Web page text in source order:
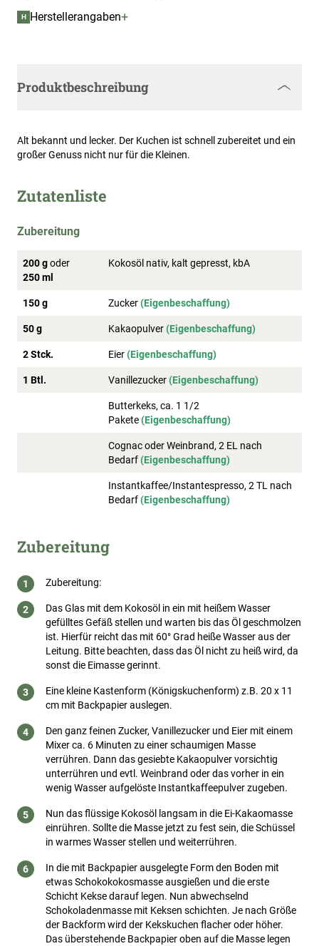
H Herstellerangaben+
Produktbeschreibung
Alt bekannt und lecker. Der Kuchen ist schnell zubereitet und ein
großer Genuss nicht nur für die Kleinen.
Zutatenliste
Zubereitung
200 goder
250 ml
Kokosöl nativ, kalt gepresst, kbA
150 g Zucker(Eigenbeschaffung)
50 g Kakaopulver(Eigenbeschaffung)
2 Stck. Eier(Eigenbeschaffung)
1 Btl. Vanillezucker(Eigenbeschaffung)
Butterkeks, ca. 1 1/2
Pakete(Eigenbeschaffung)
Cognac oder Weinbrand, 2 EL nach
Bedarf(Eigenbeschaffung)
Instantkaffee/Instantespresso, 2 TL nach
Bedarf(Eigenbeschaffung)
Zubereitung
Zubereitung:
Das Glas mit dem Kokosöl in ein mit heißem Wasser
gefülltes Gefäß stellen und warten bis das Öl geschmolzen
ist. Hierfür reicht das mit 60° Grad heiße Wasser aus der
Leitung. Bitte beachten, dass das Öl nicht zu heiß wird, da
sonst die Eimasse gerinnt.
Eine kleine Kastenform (Königskuchenform) z.B. 20 x 11
cm mit Backpapier auslegen.
Den ganz feinen Zucker, Vanillezucker und Eier mit einem
Mixer ca. 6 Minuten zu einer schaumigen Masse
verrühren. Dann das gesiebte Kakaopulver vorsichtig
unterrühren und evtl. Weinbrand oder das vorher in ein
wenig Wasser aufgelöste Instantkaffeepulver zugeben.
Nun das flüssige Kokosöl langsam in die Ei-Kakaomasse
einrühren. Sollte die Masse jetzt zu fest sein, die Schüssel
in warmes Wasser stellen und weiterrühren.
In die mit Backpapier ausgelegte Form den Boden mit
etwas Schokokokosmasse ausgießen und die erste
Schicht Kekse darauf legen. Nun abwechselnd
Schokoladenmasse mit Keksen schichten. Je nach Größe
der Backform wird der Kekskuchen flacher oder höher.
Das überstehende Backpapier oben auf die Masse legen